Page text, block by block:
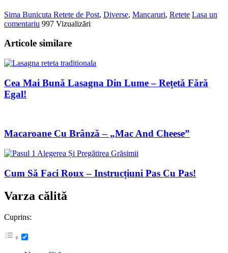
Sima Bunicuta Retete de Post, Diverse, Mancaruri, Retete Lasa un
comentariu 997 Vizualizări
Articole similare
Cea Mai Bună Lasagna Din Lume – Rețetă Fără
Egal!
Macaroane Cu Brânză – „Mac And Cheese”
Cum Să Faci Roux – Instrucțiuni Pas Cu Pas!
Varza călită
Cuprins: